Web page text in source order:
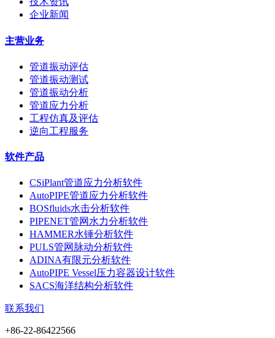
企业新闻
主营业务
管道振动评估
管道振动测试
管道振动分析
管道应力分析
工程仿真及评估
逆向工程服务
软件产品
CSiPlant管道应力分析软件
AutoPIPE管道应力分析软件
BOSfluids水击分析软件
PIPENET管网水力分析软件
HAMMER水锤分析软件
PULS管网脉动分析软件
ADINA有限元分析软件
AutoPIPE Vessel压力容器设计软件
SACS海洋结构分析软件
联系我们
+86-22-86422566